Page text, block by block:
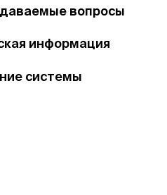
вопросы
информация
системы